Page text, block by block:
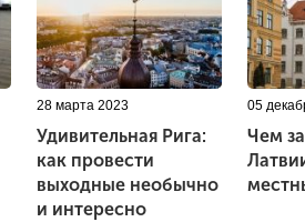
28 марта 2023
Удивительная Рига:
как провести
выходные необычно
и интересно
05
Чем